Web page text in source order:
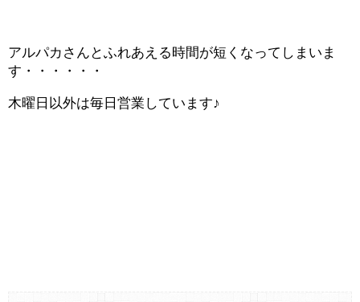
アルパカさんとふれあえる時間が短くなってしまいま
す・・・・・・
木曜日以外は毎日営業しています♪